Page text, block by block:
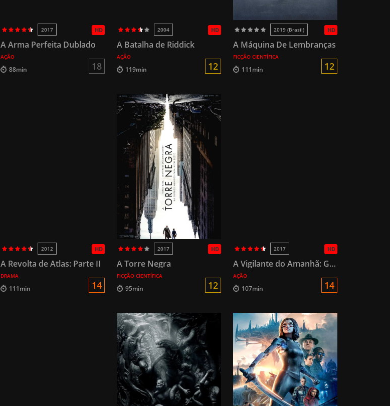
HD
2017
A Arma Perfeita Dublado
AÇÃO
88min 18
HD
2004
A Batalha de Riddick
AÇÃO
119min 12
HD
2019 (Brasil)
A Máquina De Lembranças
FICÇÃO CIENTÍFICA
111min 12
HD
2012
A Revolta de Atlas: Parte II
DRAMA
111min 14
HD
2017
A Torre Negra
FICÇÃO CIENTÍFICA
95min 12
HD
2017
A Vigilante do Amanhã: Ghost in the Shell
AÇÃO
107min 14